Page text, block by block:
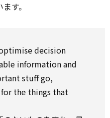
す。
decision
informationand
stuffgo,
forthe things that